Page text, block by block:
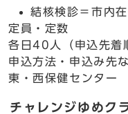
結核検診＝市内
定員・定数
各日40人（申込先着
申込方法・申込み先
東・西保健センター
チャレンジゆめク